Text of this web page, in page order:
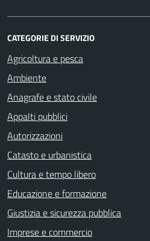
CATEGORIE DI SERVIZIO
Agricoltura e pesca
Ambiente
Anagrafe e stato civile
Appalti pubblici
Autorizzazioni
Catasto e urbanistica
Cultura e tempo libero
Educazione e formazione
Giustizia e sicurezza pubblica
Imprese e commercio